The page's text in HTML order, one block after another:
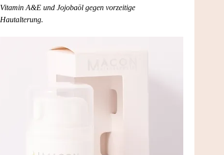
Vitamin A&E und Jojobaöl gegen vorzeitige
Hautalterung.